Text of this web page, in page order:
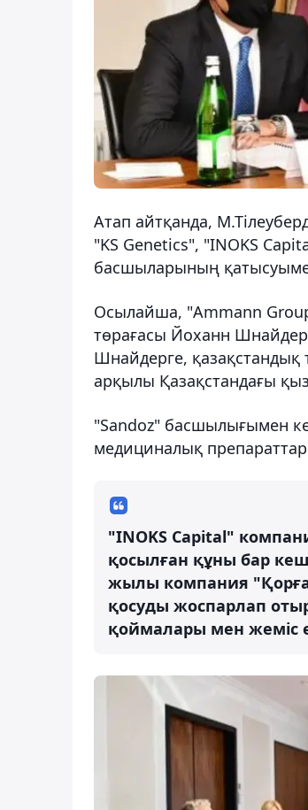
Атап айтқанда,
"KS Genetics", "INOKS
басшыларының
Осылайша, "Ammann
төрағасы Йоханн
Шнайдерге, қазақстандық
арқылы Қазақстандағы
"Sandoz" басшылығымен
медициналық препараттар
"INOKS Capital"
қосылған құны бар
жылы компания
қосуды жоспарлап
қоймалары мен жеміс